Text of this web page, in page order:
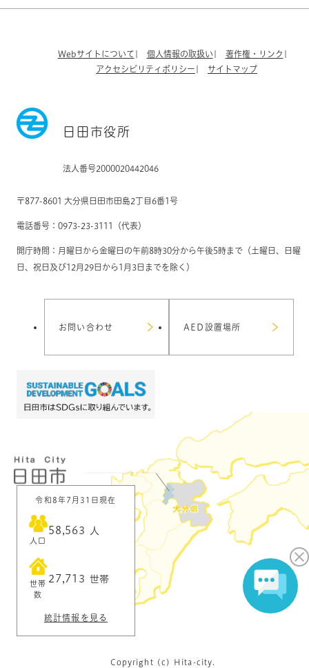
Webサイトについて 個人情報の取扱い
著作権・リンク
アクセシビリティポリシー
サイトマップ
日田市役所
法人番号2000020442046
〒877-8601 大分県日田市田島2丁目6番1号
電話番号：0973-23-3111（代表）
開庁時間：月曜日から金曜日の午前8時30分から午後5時まで（土曜日、日曜
日、祝日及び12月29日から1月3日までを除く）
お問い合わせ AED設置場所
令和8年7月31日現在
人口
58,563 人
世帯
数
27,713 世帯
統計情報を見る
Copyright (c) Hita-city.